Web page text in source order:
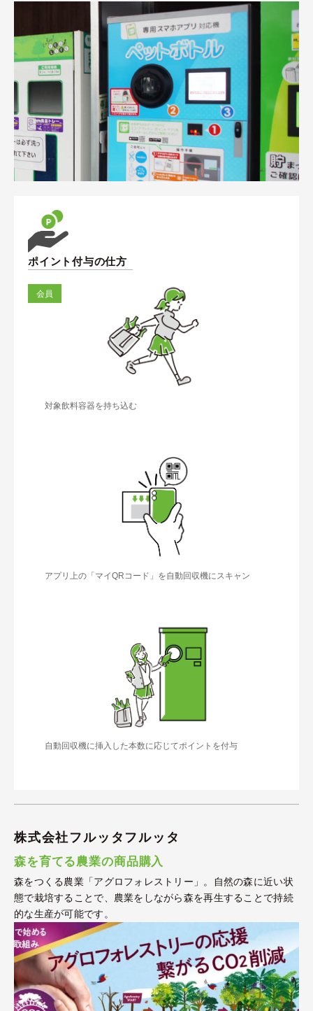
ポイント付与の仕方
会員
対象飲料容器を持ち込む
アプリ上の「マイQRコード」を自動回収機にスキャン
自動回収機に挿入した本数に応じてポイントを付与
株式会社フルッタフルッタ
森を育てる農業の商品購入
森をつくる農業「アグロフォレストリー」。自然の森に近い状
態で栽培することで、農業をしながら森を再生することで持続
的な生産が可能です。